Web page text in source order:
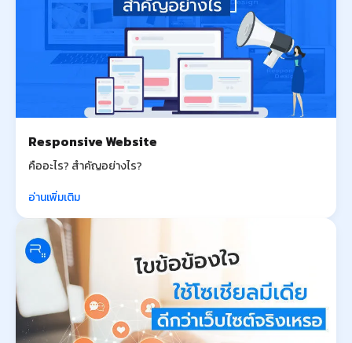
Responsive Website
คืออะไร? สำคัญอย่างไร?
อ่านเพิ่มเติม